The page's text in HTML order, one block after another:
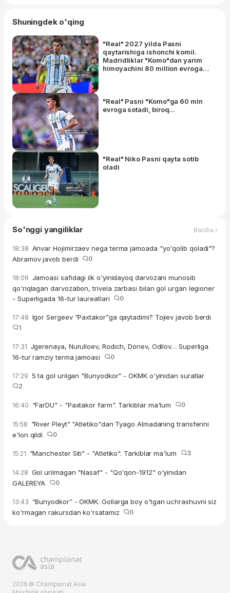
Shuningdek o'qing
"Real" 2027 yilda Pasni
qaytarishiga ishonchi komil.
Madridliklar "Komo"dan yarim
himoyachini 80 million evroga
"Real" Pasni "Komo"ga 60 mln
evroga sotadi, biroq...
"Real" Niko Pasni qayta sotib
oladi
So'nggi yangiliklar Barcha ›
18:38 Anvar Hojimirzaev nega terma jamoada "yo'qolib qoladi"?
Abramov javob berdi
0
18:06 Jamoasi safidagi ilk o'yinidayoq darvozani munosib
qo'riqlagan darvozabon, trivela zarbasi bilan gol urgan legioner
- Superligada 16-tur laureatlari
0
17:48 Igor Sergeev "Paxtakor"ga qaytadimi? Tojiev javob berdi
1
17:31 Jgerenaya, Nurulloev, Rodich, Doriev, Odilov… Superliga
16-tur ramziy terma jamoasi
0
17:29 5 ta gol urilgan "Bunyodkor" - OKMK o'yinidan suratlar
2
16:40 "FarDU" - "Paxtakor farm". Tarkiblar ma'lum 0
15:58 "River Pleyt" "Atletiko"dan Tyago Almadaning transferini
e'lon qildi
0
15:21 "Manchester Siti" - "Atletiko". Tarkiblar ma'lum 3
14:28 Gol urilmagan "Nasaf" - "Qo'qon-1912" o'yinidan
GALEREYA
0
13:43 “Bunyodkor” - OKMK. Gollarga boy o'tgan uchrashuvni siz
ko'rmagan rakursdan ko'rsatamiz
0
2026 © Championat.Asia